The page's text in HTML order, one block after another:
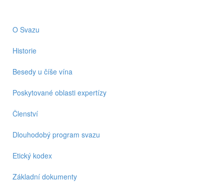
O Svazu
Historie
Besedy u číše vína
Poskytované oblasti expertízy
Členství
Dlouhodobý program svazu
Etický kodex
Základní dokumenty